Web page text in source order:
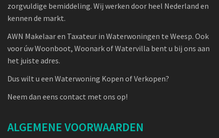
zorgvuldige bemiddeling. Wij werken door heel Nederland en
kennen de markt.
AWN Makelaar en Taxateur in Waterwoningen te Weesp. Ook
voor úw Woonboot, Woonark of Watervilla bent u bij ons aan
het juiste adres.
Dus wilt u een Waterwoning Kopen of Verkopen?
Neem dan eens contact met ons op!
ALGEMENE VOORWAARDEN